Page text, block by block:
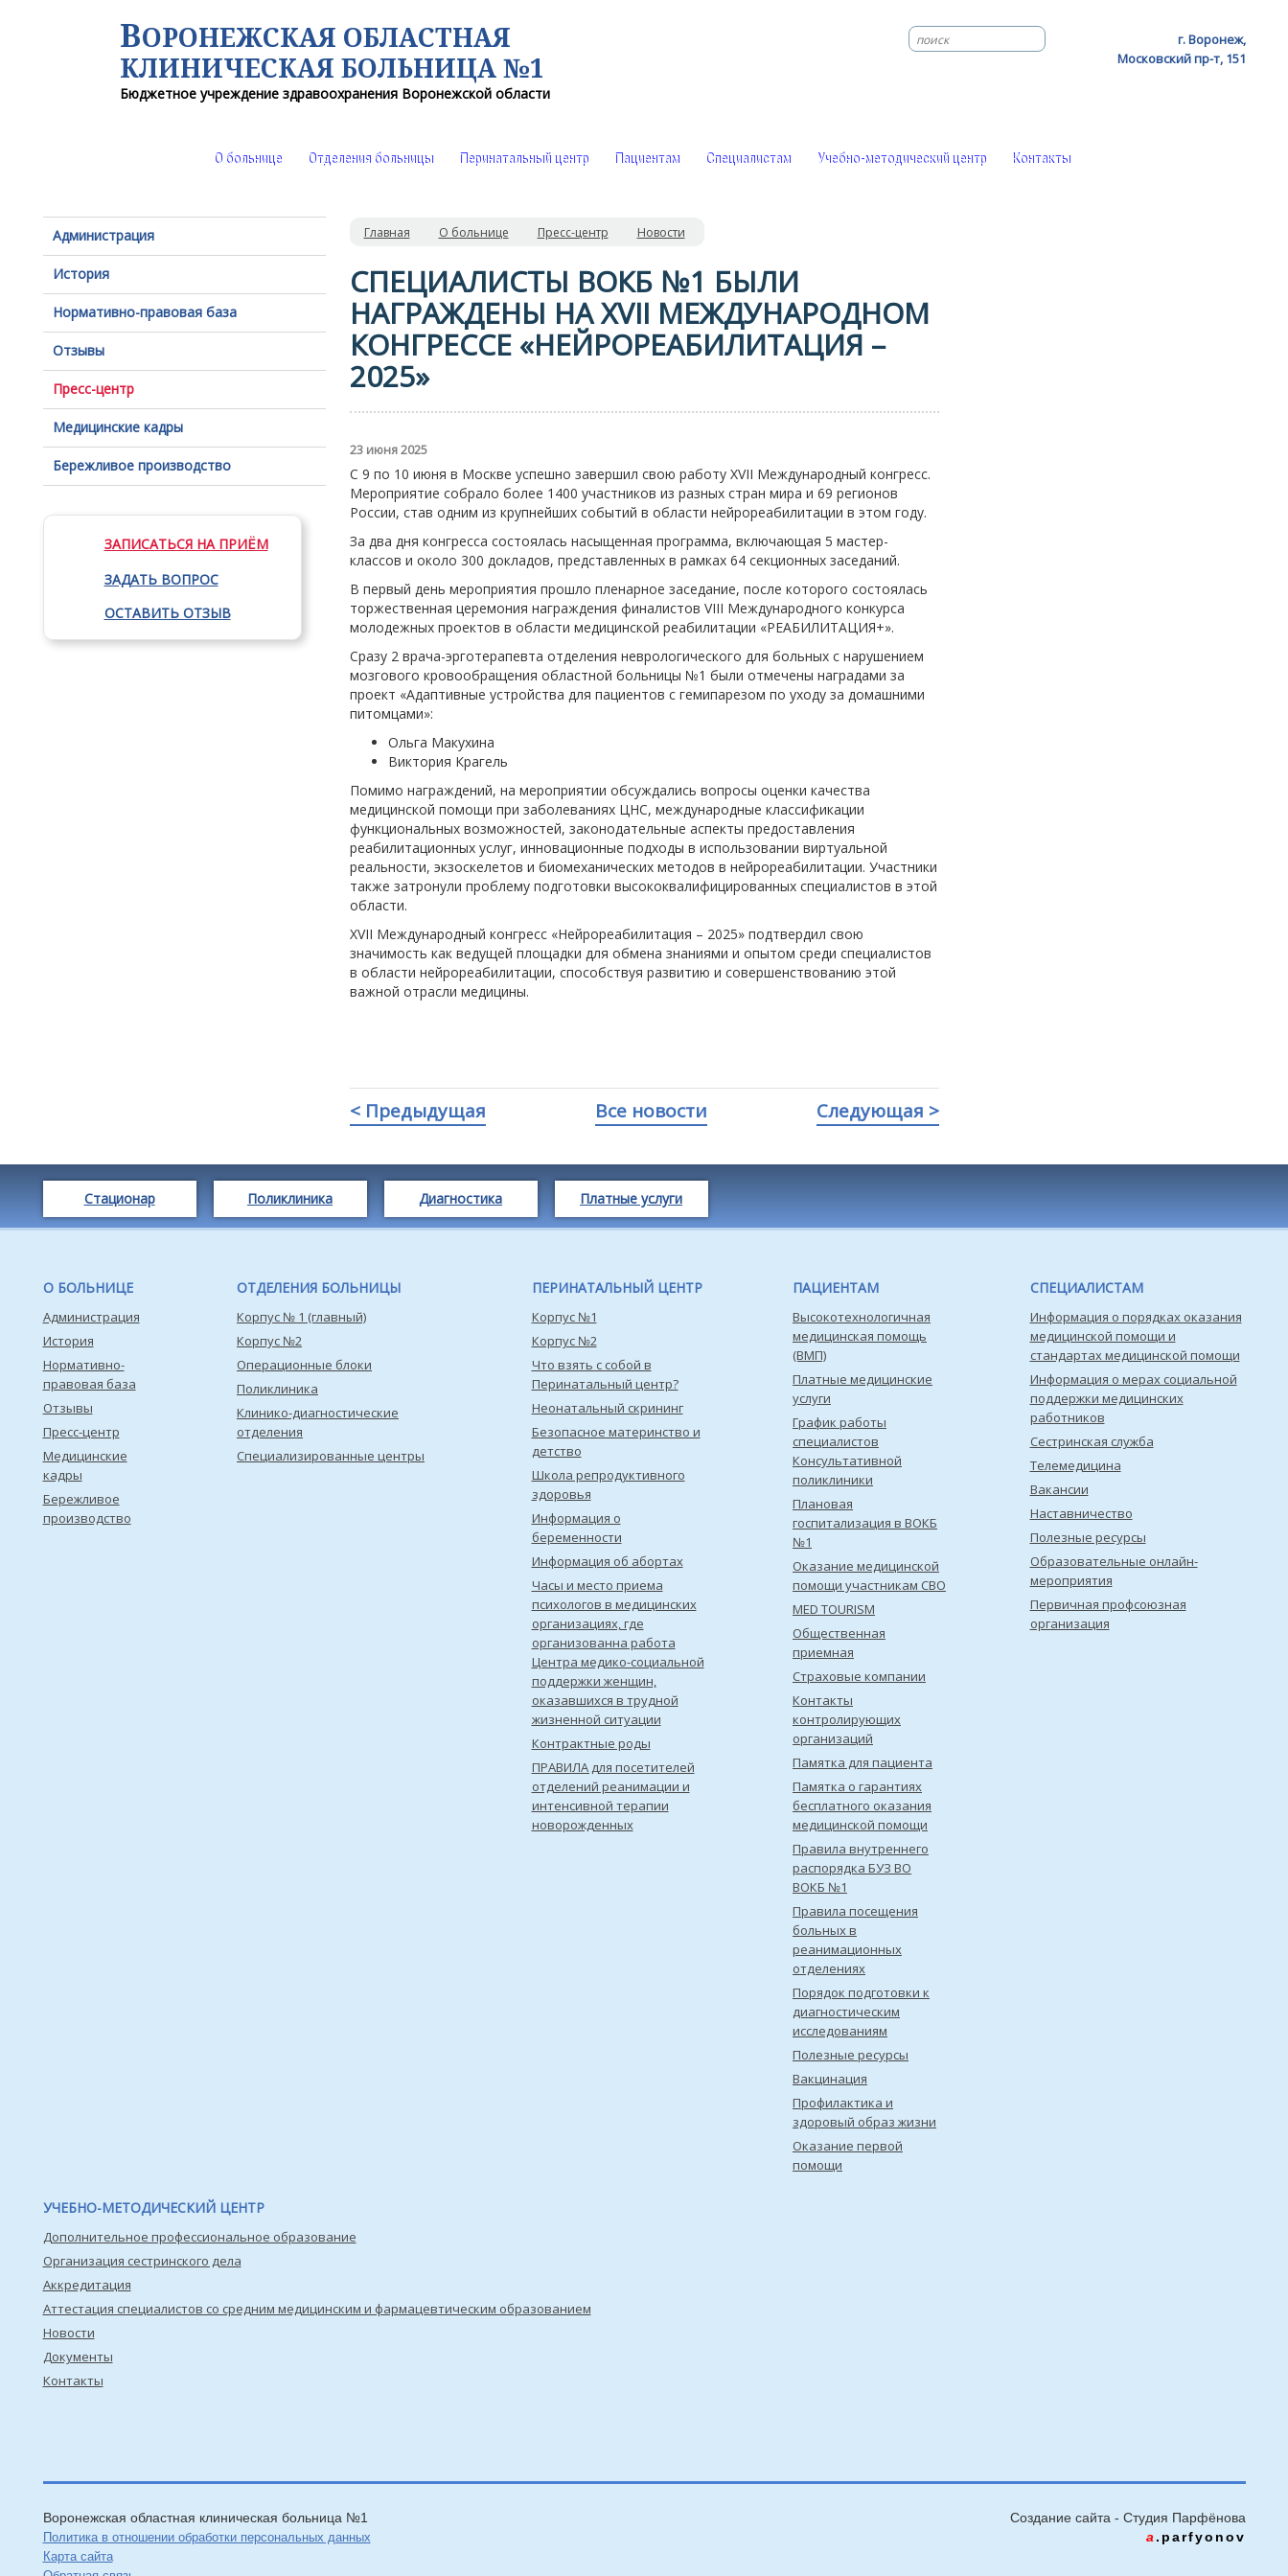
ВОРОНЕЖСКАЯ ОБЛАСТНАЯ
КЛИНИЧЕСКАЯ БОЛЬНИЦА №1
Бюджетное учреждение здравоохранения Воронежской области
г. Воронеж,
Московский пр-т, 151
О больнице Отделения больницы Перинатальный центр Пациентам Специалистам Учебно-методический центр Контакты
Администрация
История
Нормативно-правовая база
Отзывы
Пресс-центр
Медицинские кадры
Бережливое производство
ЗАПИСАТЬСЯ НА ПРИЁМ
ЗАДАТЬ ВОПРОС
ОСТАВИТЬ ОТЗЫВ
Главная О больнице Пресс-центр Новости
СПЕЦИАЛИСТЫ ВОКБ №1 БЫЛИ
НАГРАЖДЕНЫ НА XVII МЕЖДУНАРОДНОМ
КОНГРЕССЕ «НЕЙРОРЕАБИЛИТАЦИЯ –
2025»
23 июня 2025
С 9 по 10 июня в Москве успешно завершил свою работу XVII Международный конгресс.
Мероприятие собрало более 1400 участников из разных стран мира и 69 регионов
России, став одним из крупнейших событий в области нейрореабилитации в этом году.
За два дня конгресса состоялась насыщенная программа, включающая 5 мастер-
классов и около 300 докладов, представленных в рамках 64 секционных заседаний.
️В первый день мероприятия прошло пленарное заседание, после которого состоялась
торжественная церемония награждения финалистов VIII Международного конкурса
молодежных проектов в области медицинской реабилитации «РЕАБИЛИТАЦИЯ+».
Сразу 2 врача-эрготерапевта отделения неврологического для больных с нарушением
мозгового кровообращения областной больницы №1 были отмечены наградами за
проект «Адаптивные устройства для пациентов с гемипарезом по уходу за домашними
питомцами»:
Ольга Макухина
Виктория Крагель
Помимо награждений, на мероприятии обсуждались вопросы оценки качества
медицинской помощи при заболеваниях ЦНС, международные классификации
функциональных возможностей, законодательные аспекты предоставления
реабилитационных услуг, инновационные подходы в использовании виртуальной
реальности, экзоскелетов и биомеханических методов в нейрореабилитации. Участники
также затронули проблему подготовки высококвалифицированных специалистов в этой
области.
XVII Международный конгресс «Нейрореабилитация – 2025» подтвердил свою
значимость как ведущей площадки для обмена знаниями и опытом среди специалистов
в области нейрореабилитации, способствуя развитию и совершенствованию этой
важной отрасли медицины.
< Предыдущая Все новости Следующая >
Стационар Поликлиника Диагностика Платные услуги
О БОЛЬНИЦЕ
Администрация
История
Нормативно-
правовая база
Отзывы
Пресс-центр
Медицинские
кадры
Бережливое
производство
ОТДЕЛЕНИЯ БОЛЬНИЦЫ
Корпус № 1 (главный)
Корпус №2
Операционные блоки
Поликлиника
Клинико-диагностические
отделения
Специализированные центры
ПЕРИНАТАЛЬНЫЙ ЦЕНТР
Корпус №1
Корпус №2
Что взять с собой в
Перинатальный центр?
Неонатальный скрининг
Безопасное материнство и
детство
Школа репродуктивного
здоровья
Информация о
беременности
Информация об абортах
Часы и место приема
психологов в медицинских
организациях, где
организованна работа
Центра медико-социальной
поддержки женщин,
оказавшихся в трудной
жизненной ситуации
Контрактные роды
ПРАВИЛА для посетителей
отделений реанимации и
интенсивной терапии
новорожденных
ПАЦИЕНТАМ
Высокотехнологичная
медицинская помощь
(ВМП)
Платные медицинские
услуги
График работы
специалистов
Консультативной
поликлиники
Плановая
госпитализация в ВОКБ
№1
Оказание медицинской
помощи участникам СВО
MED TOURISM
Общественная
приемная
Страховые компании
Контакты
контролирующих
организаций
Памятка для пациента
Памятка о гарантиях
бесплатного оказания
медицинской помощи
Правила внутреннего
распорядка БУЗ ВО
ВОКБ №1
Правила посещения
больных в
реанимационных
отделениях
Порядок подготовки к
диагностическим
исследованиям
Полезные ресурсы
Вакцинация
Профилактика и
здоровый образ жизни
Оказание первой
помощи
СПЕЦИАЛИСТАМ
Информация о порядках оказания
медицинской помощи и
стандартах медицинской помощи
Информация о мерах социальной
поддержки медицинских
работников
Сестринская служба
Телемедицина
Вакансии
Наставничество
Полезные ресурсы
Образовательные онлайн-
мероприятия
Первичная профсоюзная
организация
УЧЕБНО-МЕТОДИЧЕСКИЙ ЦЕНТР
Дополнительное профессиональное образование
Организация сестринского дела
Аккредитация
Аттестация специалистов со средним медицинским и фармацевтическим образованием
Новости
Документы
Контакты
Воронежская областная клиническая больница №1
Политика в отношении обработки персональных данных
Карта сайта
Создание сайта - Cтудия Парфёнова
a .parfyonov